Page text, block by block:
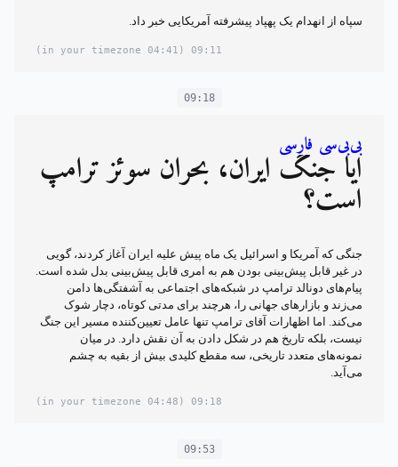
سپاه از انهدام یک پهپاد پیشرفته آمریکایی خبر داد.
09:11
(04:41 in your timezone)
09:18
بی‌بی‌سی فارسی
آیا جنگ ایران، بحران سوئز ترامپ
است؟
جنگی که آمریکا و اسرائیل یک ماه پیش علیه ایران آغاز کردند، گویی
در غیر قابل پیش‌بینی بودن هم به امری قابل پیش‌بینی بدل شده است.
پیام‌های دونالد ترامپ در شبکه‌های اجتماعی به آشفتگی‌ها دامن
می‌زند و بازارهای جهانی را، هرچند برای مدتی کوتاه، دچار شوک
می‌کند. اما اظهارات آقای ترامپ تنها عامل تعیین‌کننده مسیر این جنگ
نیست، بلکه تاریخ هم در شکل دادن به آن نقش دارد. در میان
نمونه‌های متعدد تاریخی، سه مقطع کلیدی بیش از بقیه به چشم
می‌آید.
09:18
(04:48 in your timezone)
09:53